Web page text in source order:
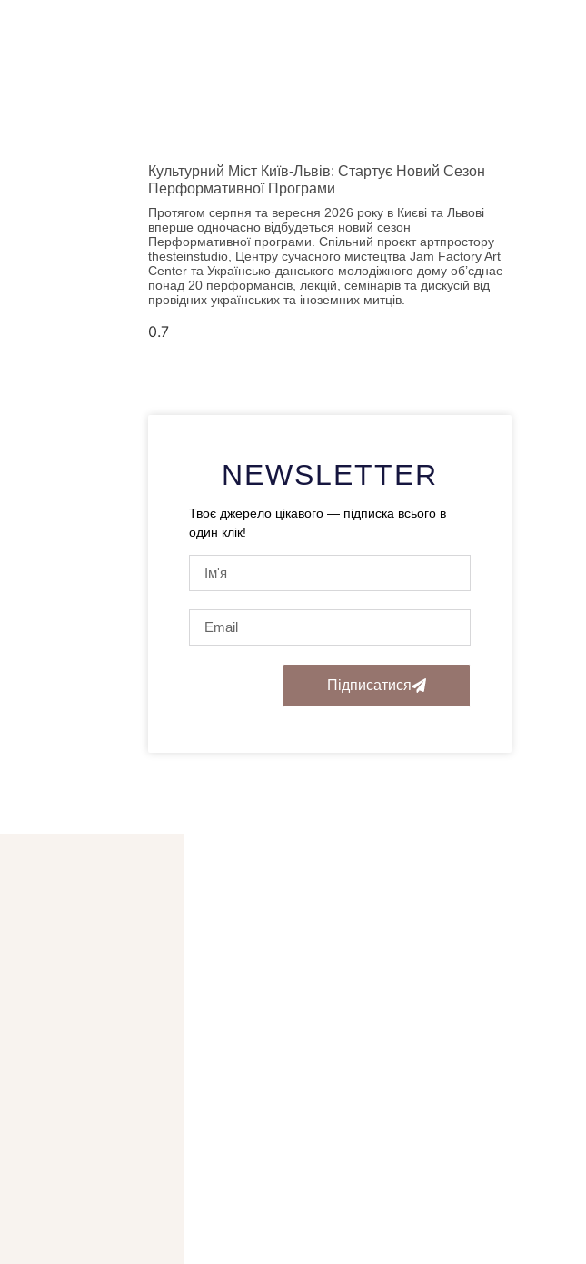
Культурний Міст Київ-Львів: Стартує Новий Сезон
Перформативної Програми
Протягом серпня та вересня 2026 року в Києві та Львові
вперше одночасно відбудеться новий сезон
Перформативної програми. Спільний проєкт артпростору
thesteinstudio, Центру сучасного мистецтва Jam Factory Art
Center та Українсько-данського молодіжного дому об’єднає
понад 20 перформансів, лекцій, семінарів та дискусій від
провідних українських та іноземних митців.
NEWSLETTER
Твоє джерело цікавого — підписка всього в
один клік!
Підписатися